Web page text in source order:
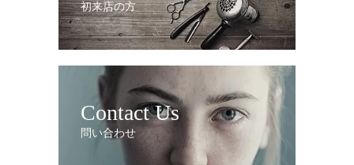
初来店の方
Contact Us
問い合わせ